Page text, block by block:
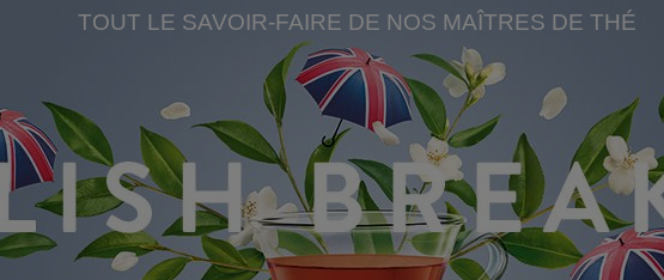
TOUT LE SAVOIR-FAIRE DE NOS MAÎTRES DE THÉ